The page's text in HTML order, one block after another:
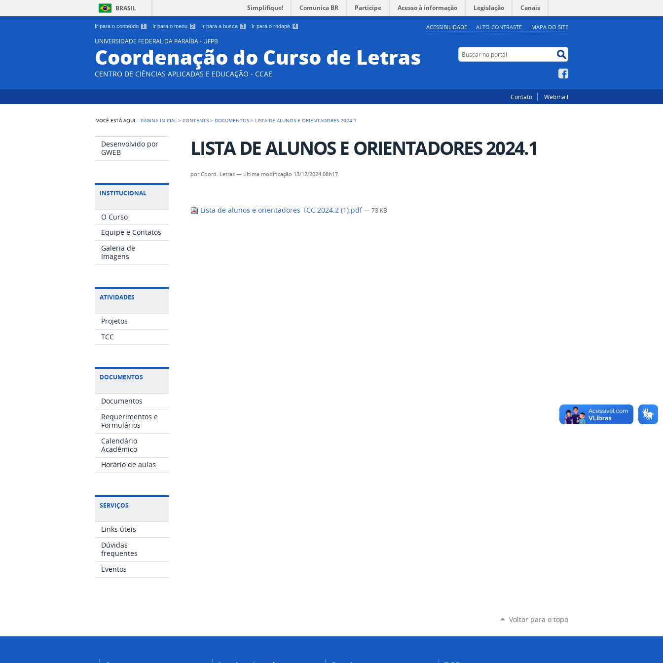
Ir para o conteúdo 1 Ir para o menu 2 Ir para a busca 3 Ir para o rodapé 4 ACESSIBILIDADE ALTO CONTRASTE MAPA DO SITE
BRASIL Simplifique! Comunica BR Participe Acesso à informação Legislação Canais
UNIVERSIDADE FEDERAL DA PARAÍBA - UFPB
Coordenação do Curso de Letras
CENTRO DE CIÊNCIAS APLICADAS E EDUCAÇÃO - CCAE
Buscar no portal
Contato Webmail
VOCÊ ESTÁ AQUI: PÁGINA INICIAL >CONTENTS > DOCUMENTOS > LISTA DE ALUNOS E ORIENTADORES 2024.1
Desenvolvido por
GWEB
INSTITUCIONAL
O Curso
Equipe e Contatos
Galeria de
Imagens
ATIVIDADES
Projetos
TCC
DOCUMENTOS
Documentos
Requerimentos e
Formulários
Calendário
Acadêmico
Horário de aulas
SERVIÇOS
Links úteis
Dúvidas
frequentes
Eventos
LISTA DE ALUNOS E ORIENTADORES 2024.1
porCoord. Letras — última modificação 13/12/2024 08h17
Lista de alunos e orientadores TCC 2024.2 (1).pdf— 73 KB
Voltar para o topo